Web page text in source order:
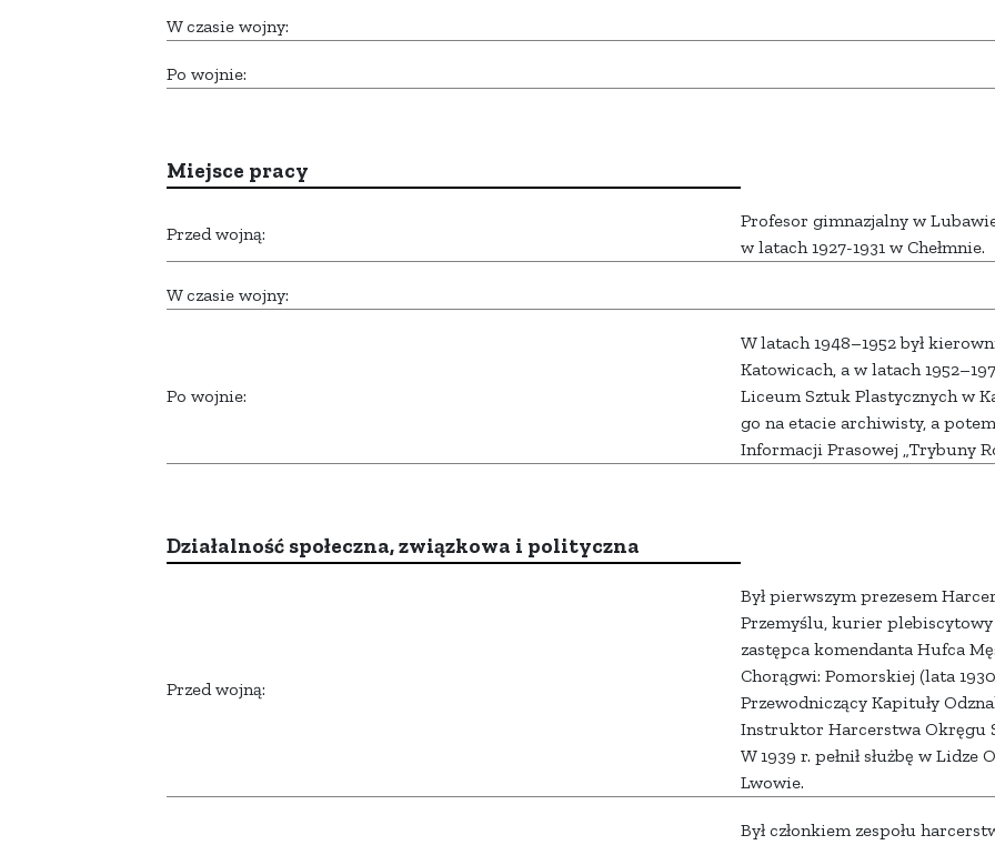
W czasie wojny:
Po wojnie:
Miejsce pracy
Przed wojną:
Profesor gimnazjalny w
w latach 1927-1931 w Chełmnie.
W czasie wojny:
Po wojnie:
W latach 1948–1952 był
Katowicach, a w latach
Liceum Sztuk Plastycznych w
go na etacie archiwisty, a
Informacji Prasowej „Trybuny
Działalność społeczna, związkowa i polityczna
Przed wojną:
Był pierwszym prezesem
Przemyślu, kurier plebiscytowy
zastępca komendanta Hufca
Chorągwi: Pomorskiej (lata
Przewodniczący Kapituły
Instruktor Harcerstwa Okręgu
W 1939 r. pełnił służbę w
Lwowie.
Był członkiem zespołu